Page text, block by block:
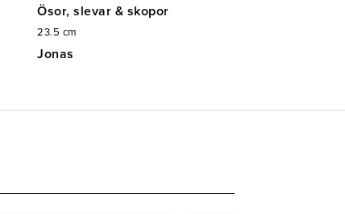
Ösor, slevar & skopor
23.5 cm
Jonas